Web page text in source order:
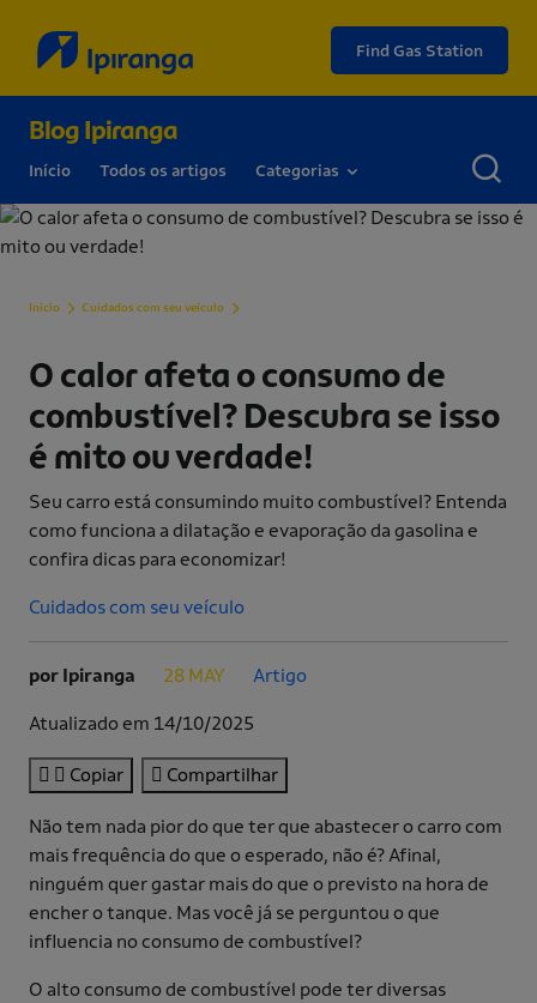
Find Gas Station
Blog Ipiranga
Início Todos os artigos Categorias
Início Cuidados com seu veículo
O calor afeta o consumo de
combustível? Descubra se isso
é mito ou verdade!
Seu carro está consumindo muito combustível? Entenda
como funciona a dilatação e evaporação da gasolina e
confira dicas para economizar!
Cuidados com seu veículo
por Ipiranga 28 MAY Artigo
Atualizado em 14/10/2025
Copiar Compartilhar
Não tem nada pior do que ter que abastecer o carro com
mais frequência do que o esperado, não é? Afinal,
ninguém quer gastar mais do que o previsto na hora de
encher o tanque. Mas você já se perguntou o que
influencia no consumo de combustível?
O alto consumo de combustível pode ter diversas